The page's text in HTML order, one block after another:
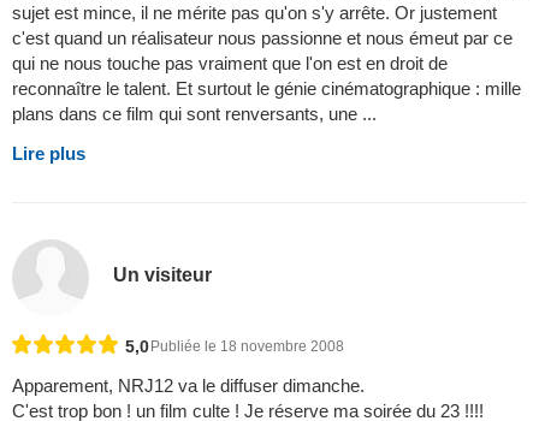
sujet est mince, il ne mérite pas qu'on s'y arrête. Or justement
c'est quand un réalisateur nous passionne et nous émeut par ce
qui ne nous touche pas vraiment que l'on est en droit de
reconnaître le talent. Et surtout le génie cinématographique : mille
plans dans ce film qui sont renversants, une ...
Lire plus
Un visiteur
5,0Publiée le 18 novembre 2008
Apparement, NRJ12 va le diffuser dimanche.
C'est trop bon ! un film culte ! Je réserve ma soirée du 23 !!!!